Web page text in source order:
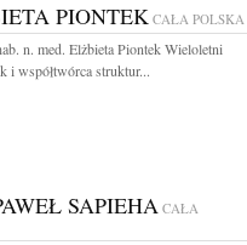
PIONTEKCAŁA POLSKA
n. med. Elżbieta Piontek Wieloletni
i współtwórca struktur...
SAPIEHA CAŁA